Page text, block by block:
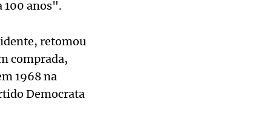
100 anos".
retomou
comprada,
1968 na
Democrata